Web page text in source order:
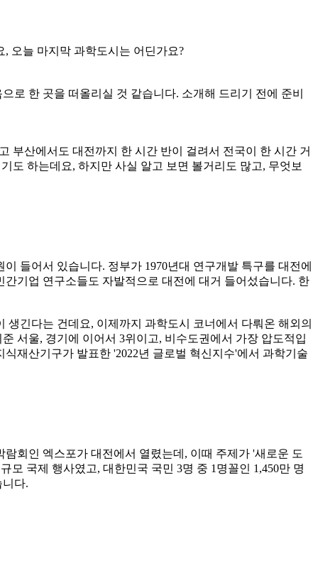
오늘 마지막 과학도시는 어딘가요?
로 한 곳을 떠올리실 것 같습니다. 소개해 드리기 전에 준비
부산에서도 대전까지 한 시간 반이 걸려서 전국이 한 시간 거
도 하는데요, 하지만 사실 알고 보면 볼거리도 많고, 무엇보
들어서 있습니다. 정부가 1970년대 연구개발 특구를 대전에
기업 연구소들도 자발적으로 대전에 대거 들어섰습니다. 한
긴다는 건데요, 이제까지 과학도시 코너에서 다뤄온 해외의
서울, 경기에 이어서 3위이고, 비수도권에서 가장 압도적입
재산기구가 발표한 '2022년 글로벌 혁신지수'에서 과학기술
회인 엑스포가 대전에서 열렸는데, 이때 주제가 '새로운 도
국제 행사였고, 대한민국 국민 3명 중 1명꼴인 1,450만 명
다.